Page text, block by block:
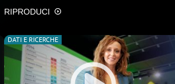
RIPRODUCI
DATI E RICERCHE